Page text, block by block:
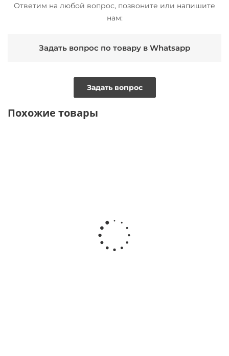
Ответим на любой вопрос, позвоните или напишите
нам:
Задать вопрос по товару в Whatsapp
Задать вопрос
Похожие товары